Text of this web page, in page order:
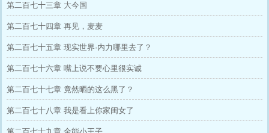
第二百七十三章 大今国
第二百七十四章 再见，麦麦
第二百七十五章 现实世界·内力哪里去了？
第二百七十六章 嘴上说不要心里很实诚
第二百七十七章 竟然晒的这么黑了？
第二百七十八章 我是看上你家闺女了